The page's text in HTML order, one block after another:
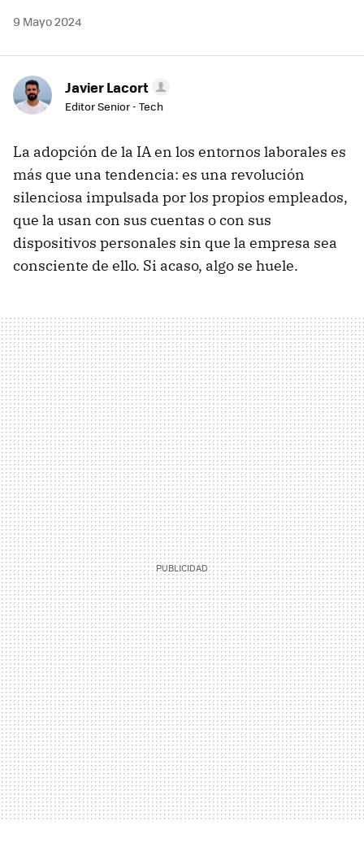
9 Mayo 2024
Javier Lacort
Editor Senior - Tech
La adopción de la IA en los entornos laborales es
más que una tendencia: es una revolución
silenciosa impulsada por los propios empleados,
que la usan con sus cuentas o con sus
dispositivos personales sin que la empresa sea
consciente de ello. Si acaso, algo se huele.